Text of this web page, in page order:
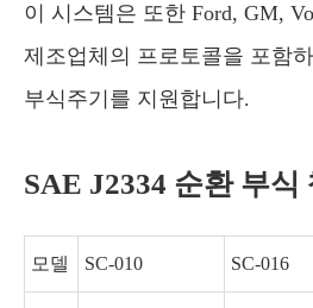
이 시스템은 또한 Ford, GM,
제조업체의 프로토콜을 포함
부식주기를 지원합니다.
SAE J2334 순환 부식
모델 SC-010 SC-016